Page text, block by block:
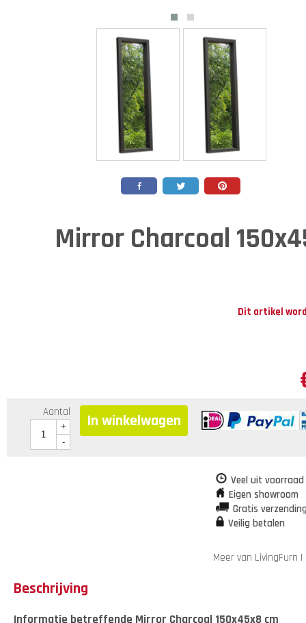
Mirror Charcoal
Dit artikel
Aantal
+
-
In winkelwagen
Veel uit
Eigen showroom
Gratis
Veilig betalen
Meer van LivingFurn
Beschrijving
Informatie betreffende Mirror Charcoal 150x45x8 cm